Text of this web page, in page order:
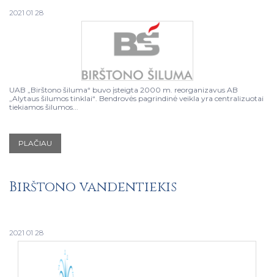
2021 01 28
UAB „Birštono šiluma“ buvo įsteigta 2000 m. reorganizavus AB
„Alytaus šilumos tinklai“. Bendrovės pagrindinė veikla yra centralizuotai
tiekiamos šilumos...
PLAČIAU
Birštono vandentiekis
2021 01 28